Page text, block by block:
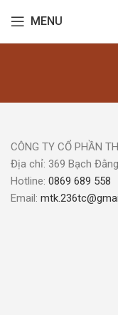
MENU
CÔNG TY CỔ PHẦN
Địa chỉ: 369 Bạch
Hotline: 0869 689 558
Email: